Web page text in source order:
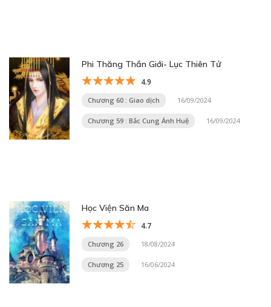
Phi Thăng Thần Giới- Lục Thiên Tử
4.9
Chương 60 : Giao dịch 16/09/2024
Chương 59 : Bắc Cung Ánh Huệ 16/09/2024
Học Viện Săn Ma
4.7
Chương 26 18/08/2024
Chương 25 16/06/2024